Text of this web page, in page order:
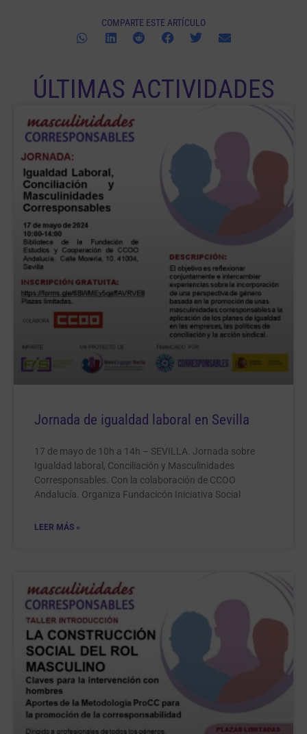
COMPARTE ESTE ARTÍCULO
ÚLTIMAS ACTIVIDADES
Jornada de igualdad laboral en Sevilla
17 de mayo de 10h a 14h – SEVILLA. Jornada sobre
Igualdad laboral, Conciliación y Masculinidades
Corresponsables. Con la colaboración de CCOO
Andalucía. Organiza Fundacicón Iniciativa Social
LEER MÁS »